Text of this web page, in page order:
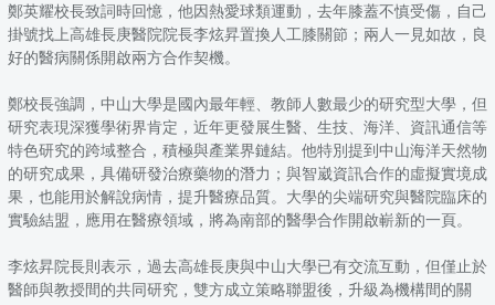
鄭英耀校長致詞時回憶，他因熱愛球類運動，去年膝蓋不慎受傷，自己
掛號找上高雄長庚醫院院長李炫昇置換人工膝關節；兩人一見如故，良
好的醫病關係開啟兩方合作契機。
鄭校長強調，中山大學是國內最年輕、教師人數最少的研究型大學，但
研究表現深獲學術界肯定，近年更發展生醫、生技、海洋、資訊通信等
特色研究的跨域整合，積極與產業界鏈結。他特別提到中山海洋天然物
的研究成果，具備研發治療藥物的潛力；與智崴資訊合作的虛擬實境成
果，也能用於解說病情，提升醫療品質。大學的尖端研究與醫院臨床的
實驗結盟，應用在醫療領域，將為南部的醫學合作開啟嶄新的一頁。
李炫昇院長則表示，過去高雄長庚與中山大學已有交流互動，但僅止於
醫師與教授間的共同研究，雙方成立策略聯盟後，升級為機構間的關